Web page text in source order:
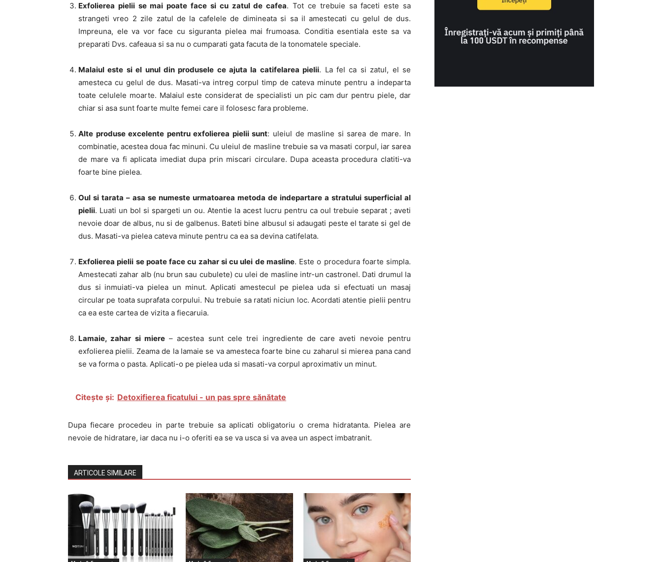
Exfolierea pielii se mai poate face si cu zatul de cafea. Tot ce trebuie sa faceti este sa
strangeti vreo 2 zile zatul de la cafelele de dimineata si sa il amestecati cu gelul de dus.
Impreuna, ele va vor face cu siguranta pielea mai frumoasa. Conditia esentiala este sa va
preparati Dvs. cafeaua si sa nu o cumparati gata facuta de la tonomatele speciale.
Malaiul este si el unul din produsele ce ajuta la catifelarea pielii. La fel ca si zatul, el se
amesteca cu gelul de dus. Masati-va intreg corpul timp de cateva minute pentru a indeparta
toate celulele moarte. Malaiul este considerat de specialisti un pic cam dur pentru piele, dar
chiar si asa sunt foarte multe femei care il folosesc fara probleme.
Alte produse excelente pentru exfolierea pielii sunt: uleiul de masline si sarea de mare. In
combinatie, acestea doua fac minuni. Cu uleiul de masline trebuie sa va masati corpul, iar sarea
de mare va fi aplicata imediat dupa prin miscari circulare. Dupa aceasta procedura clatiti-va
foarte bine pielea.
Oul si tarata – asa se numeste urmatoarea metoda de indepartare a stratului superficial al
pielii. Luati un bol si spargeti un ou. Atentie la acest lucru pentru ca oul trebuie separat ; aveti
nevoie doar de albus, nu si de galbenus. Bateti bine albusul si adaugati peste el tarate si gel de
dus. Masati-va pielea cateva minute pentru ca ea sa devina catifelata.
Exfolierea pielii se poate face cu zahar si cu ulei de masline. Este o procedura foarte simpla.
Amestecati zahar alb (nu brun sau cubulete) cu ulei de masline intr-un castronel. Dati drumul la
dus si inmuiati-va pielea un minut. Aplicati amestecul pe pielea uda si efectuati un masaj
circular pe toata suprafata corpului. Nu trebuie sa ratati niciun loc. Acordati atentie pielii pentru
ca ea este cartea de vizita a fiecaruia.
Lamaie, zahar si miere– acestea sunt cele trei ingrediente de care aveti nevoie pentru
exfolierea pielii. Zeama de la lamaie se va amesteca foarte bine cu zaharul si mierea pana cand
se va forma o pasta. Aplicati-o pe pielea uda si masati-va corpul aproximativ un minut.
Citește și: Detoxifierea ficatului - un pas spre sănătate
Dupa fiecare procedeu in parte trebuie sa aplicati obligatoriu o crema hidratanta. Pielea are
nevoie de hidratare, iar daca nu i-o oferiti ea se va usca si va avea un aspect imbatranit.
ARTICOLE SIMILARE